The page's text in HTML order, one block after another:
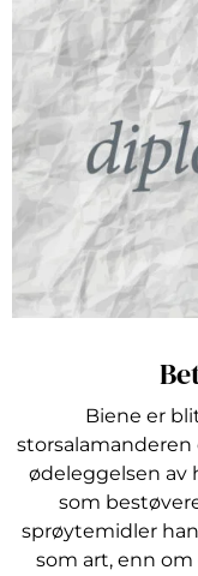
Biene er
storsalamanderen
ødeleggelsen av
som
sprøytemidler
som art, enn